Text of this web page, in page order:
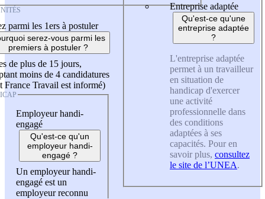
parmi les 1ers à postuler
serez-vous parmi les
premiers à postuler ?
de plus de 15 jours,
moins de 4 candidatures
France Travail est informé)
Employeur handi-
engagé
Qu'est-ce qu'un
employeur handi-
engagé ?
Un employeur handi-
engagé est un
employeur reconnu
Entreprise adaptée
Qu'est-ce qu'une
entreprise adaptée
?
L'entreprise adaptée
permet à un travailleur
en situation de
handicap d'exercer
une activité
professionnelle dans
des conditions
adaptées à ses
capacités. Pour en
savoir plus, consultez
le site de l’UNEA.